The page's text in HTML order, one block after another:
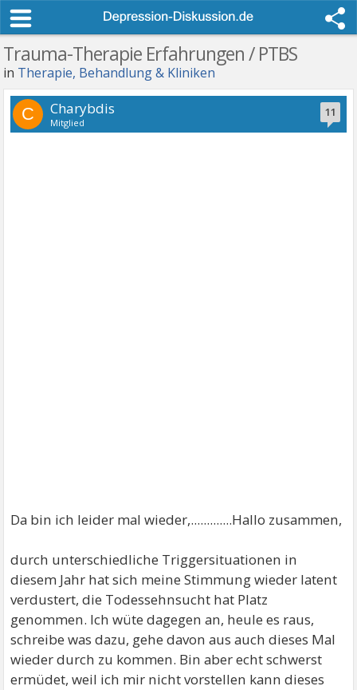
Trauma-Therapie Erfahrungen / PTBS
in Therapie, Behandlung & Kliniken
11
C Charybdis
Mitglied
Da bin ich leider mal wieder,.............Hallo zusammen,
durch unterschiedliche Triggersituationen in
diesem Jahr hat sich meine Stimmung wieder latent
verdustert, die Todessehnsucht hat Platz
genommen. Ich wüte dagegen an, heule es raus,
schreibe was dazu, gehe davon aus auch dieses Mal
wieder durch zu kommen. Bin aber echt schwerst
ermüdet, weil ich mir nicht vorstellen kann dieses